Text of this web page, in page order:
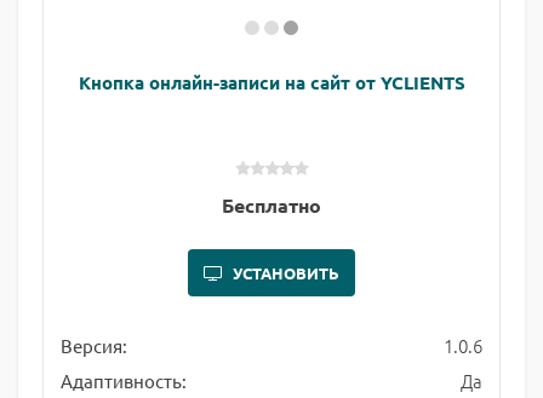
Кнопка онлайн-записи на сайт от YCLIENTS
Бесплатно
УСТАНОВИТЬ
Версия: 1.0.6
Адаптивность: Да